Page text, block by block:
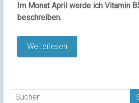
Im Monat April werde ich Vitamin
beschreiben.
Weiterlesen